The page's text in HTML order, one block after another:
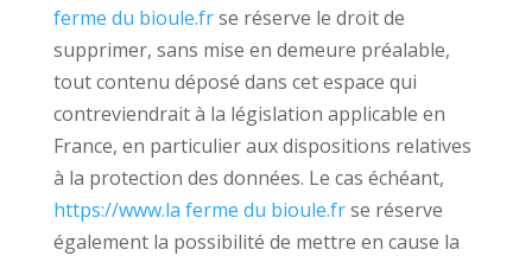
ferme du bioule.frse réserve le droit de
supprimer, sans mise en demeure préalable,
tout contenu déposé dans cet espace qui
contreviendrait à la législation applicable en
France, en particulier aux dispositions relatives
à la protection des données. Le cas échéant,
https://www.la ferme du bioule.frse réserve
également la possibilité de mettre en cause la